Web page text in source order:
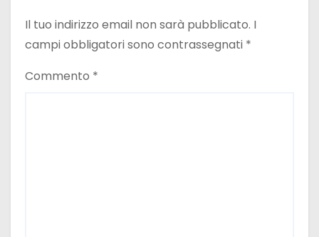
Il tuo indirizzo email non sarà pubblicato. I
campi obbligatori sono contrassegnati *
Commento *